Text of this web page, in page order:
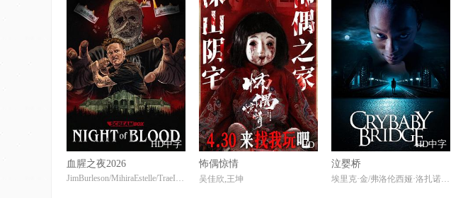
HD中字
血腥之夜2026
JimBurleson/MihiraEstelle/TraeIreland
HD
怖偶惊情
吴佳欣,王坤
HD中字
泣婴桥
埃里克·金/弗洛伦西娅·洛扎诺/凯文·布雷斯纳汉